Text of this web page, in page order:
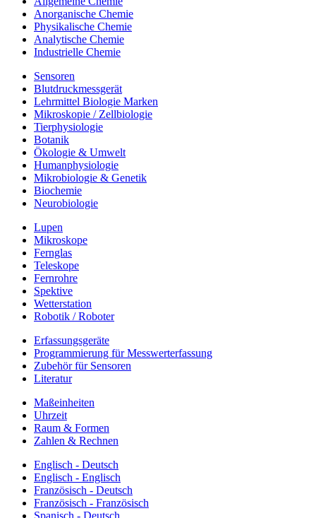
Anorganische Chemie
Physikalische Chemie
Analytische Chemie
Industrielle Chemie
Sensoren
Blutdruckmessgerät
Lehrmittel Biologie Marken
Mikroskopie / Zellbiologie
Tierphysiologie
Botanik
Ökologie & Umwelt
Humanphysiologie
Mikrobiologie & Genetik
Biochemie
Neurobiologie
Lupen
Mikroskope
Fernglas
Teleskope
Fernrohre
Spektive
Wetterstation
Robotik / Roboter
Erfassungsgeräte
Programmierung für Messwerterfassung
Zubehör für Sensoren
Literatur
Maßeinheiten
Uhrzeit
Raum & Formen
Zahlen & Rechnen
Englisch - Deutsch
Englisch - Englisch
Französisch - Deutsch
Französisch - Französisch
Spanisch - Deutsch